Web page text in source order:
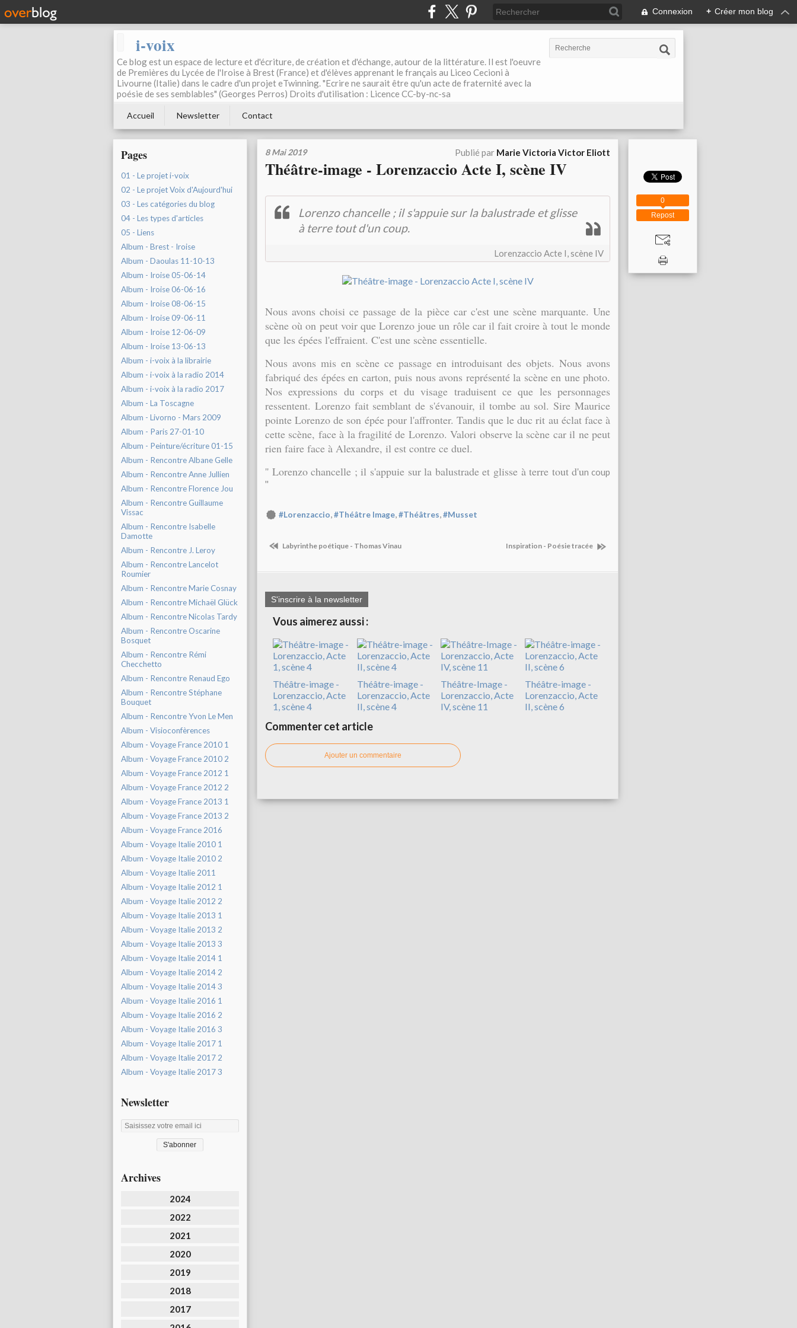
Connexion + Créer mon blog
i-voix
Ce blog est un espace de lecture et d'écriture, de création et d'échange, autour de la littérature. Il est l'oeuvre
de Premières du Lycée de l'Iroise à Brest (France) et d'élèves apprenant le français au Liceo Cecioni à
Livourne (Italie) dans le cadre d'un projet eTwinning. "Ecrire ne saurait être qu'un acte de fraternité avec la
poésie de ses semblables" (Georges Perros) Droits d'utilisation : Licence CC-by-nc-sa
Accueil Newsletter Contact
Pages
01 - Le projet i-voix
02 - Le projet Voix d'Aujourd'hui
03 - Les catégories du blog
04 - Les types d'articles
05 - Liens
Album - Brest - Iroise
Album - Daoulas 11-10-13
Album - Iroise 05-06-14
Album - Iroise 06-06-16
Album - Iroise 08-06-15
Album - Iroise 09-06-11
Album - Iroise 12-06-09
Album - Iroise 13-06-13
Album - i-voix à la librairie
Album - i-voix à la radio 2014
Album - i-voix à la radio 2017
Album - La Toscagne
Album - Livorno - Mars 2009
Album - Paris 27-01-10
Album - Peinture/écriture 01-15
Album - Rencontre Albane Gelle
Album - Rencontre Anne Jullien
Album - Rencontre Florence Jou
Album - Rencontre Guillaume
Vissac
Album - Rencontre Isabelle
Damotte
Album - Rencontre J. Leroy
Album - Rencontre Lancelot
Roumier
Album - Rencontre Marie Cosnay
Album - Rencontre Michaël Glück
Album - Rencontre Nicolas Tardy
Album - Rencontre Oscarine
Bosquet
Album - Rencontre Rémi
Checchetto
Album - Rencontre Renaud Ego
Album - Rencontre Stéphane
Bouquet
Album - Rencontre Yvon Le Men
Album - Visioconfèrences
Album - Voyage France 2010 1
Album - Voyage France 2010 2
Album - Voyage France 2012 1
Album - Voyage France 2012 2
Album - Voyage France 2013 1
Album - Voyage France 2013 2
Album - Voyage France 2016
Album - Voyage Italie 2010 1
Album - Voyage Italie 2010 2
Album - Voyage Italie 2011
Album - Voyage Italie 2012 1
Album - Voyage Italie 2012 2
Album - Voyage Italie 2013 1
Album - Voyage Italie 2013 2
Album - Voyage Italie 2013 3
Album - Voyage Italie 2014 1
Album - Voyage Italie 2014 2
Album - Voyage Italie 2014 3
Album - Voyage Italie 2016 1
Album - Voyage Italie 2016 2
Album - Voyage Italie 2016 3
Album - Voyage Italie 2017 1
Album - Voyage Italie 2017 2
Album - Voyage Italie 2017 3
Newsletter
Archives
2024
2022
2021
2020
2019
2018
2017
8 Mai 2019 Publié par Marie Victoria Victor Eliott
Théâtre-image - Lorenzaccio Acte I, scène IV
Lorenzo chancelle ; il s'appuie sur la balustrade et glisse
à terre tout d'un coup.
Lorenzaccio Acte I, scène IV
Nous avons choisi ce passage de la pièce car c'est une scène marquante. Une
scène où on peut voir que Lorenzo joue un rôle car il fait croire à tout le monde
que les épées l'effraient. C'est une scène essentielle.
Nous avons mis en scène ce passage en introduisant des objets. Nous avons
fabriqué des épées en carton, puis nous avons représenté la scène en une photo.
Nos expressions du corps et du visage traduisent ce que les personnages
ressentent. Lorenzo fait semblant de s'évanouir, il tombe au sol. Sire Maurice
pointe Lorenzo de son épée pour l'affronter. Tandis que le duc rit au éclat face à
cette scène, face à la fragilité de Lorenzo. Valori observe la scène car il ne peut
rien faire face à Alexandre, il est contre ce duel.
'' Lorenzo chancelle ; il s'appuie sur la balustrade et glisse à terre tout d'un coup
''
#Lorenzaccio,#Théâtre Image,#Théâtres,#Musset
Labyrinthe poétique - Thomas Vinau Inspiration - Poésie tracée
S'inscrire à la newsletter
Vous aimerez aussi :
Théâtre-image -
Lorenzaccio, Acte
1, scène 4
Théâtre-image -
Lorenzaccio, Acte
II, scène 4
Théâtre-Image -
Lorenzaccio, Acte
IV, scène 11
Théâtre-image -
Lorenzaccio, Acte
II, scène 6
Commenter cet article
Ajouter un commentaire
Repost
0